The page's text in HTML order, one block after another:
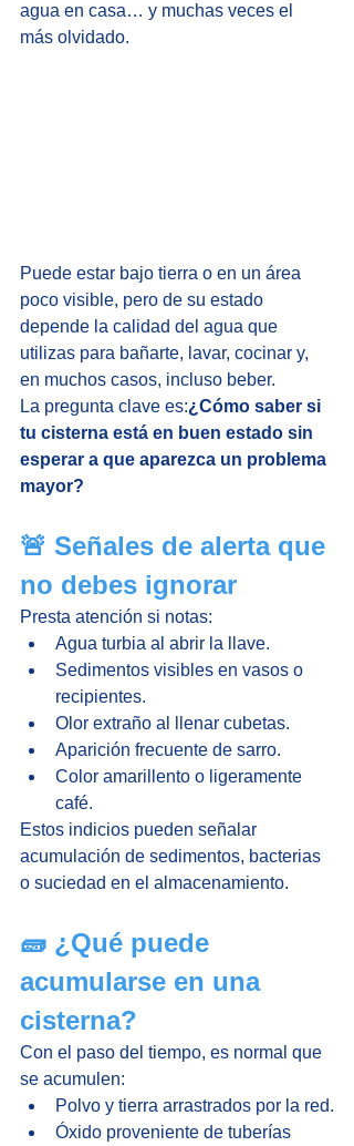
agua en casa… y muchas veces el
más olvidado.
Puede estar bajo tierra o en un área
poco visible, pero de su estado
depende la calidad del agua que
utilizas para bañarte, lavar, cocinar y,
en muchos casos, incluso beber.
La pregunta clave es:¿Cómo saber si
tu cisterna está en buen estado sin
esperar a que aparezca un problema
mayor?
🚨 Señales de alerta que
no debes ignorar
Presta atención si notas:
Agua turbia al abrir la llave.
Sedimentos visibles en vasos o
recipientes.
Olor extraño al llenar cubetas.
Aparición frecuente de sarro.
Color amarillento o ligeramente
café.
Estos indicios pueden señalar
acumulación de sedimentos, bacterias
o suciedad en el almacenamiento.
🧱 ¿Qué puede
acumularse en una
cisterna?
Con el paso del tiempo, es normal que
se acumulen:
Polvo y tierra arrastrados por la red.
Óxido proveniente de tuberías